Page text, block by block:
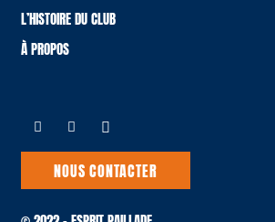
L’HISTOIRE DU CLUB
À PROPOS
NOUS CONTACTER